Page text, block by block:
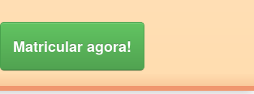
Matricular agora!